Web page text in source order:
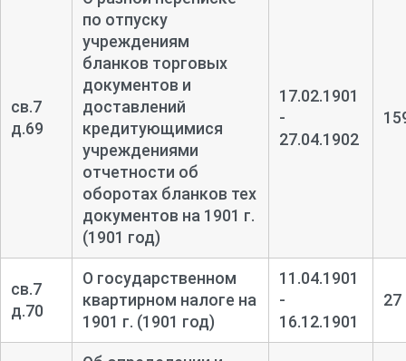
св.7
д.69
по отпуску
учреждениям
бланков торговых
документов и
доставлений
кредитующимися
учреждениями
отчетности об
оборотах бланков тех
документов на 1901 г.
(1901 год)
17.02.1901
-
27.04.1902
св.7
д.70
О государственном
квартирном налоге на
1901 г. (1901 год)
11.04.1901
-
16.12.1901
27